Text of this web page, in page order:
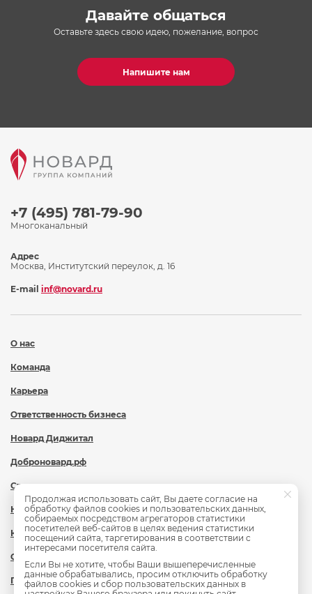
Давайте общаться
Оставьте здесь свою идею, пожелание, вопрос
Напишите нам
+7 (495) 781-79-90
Многоканальный
О нас
Команда
Карьера
Ответственность бизнеса
Новард Диджитал
Доброновард.рф
Статьи
Новости
Контакты
Охрана труда
Политика обработки персональных данных
Адрес
Москва, Институтский переулок, д. 16
E-mail inf@novard.ru
Продолжая использовать сайт, Вы даете согласие на
обработку файлов cookies и пользовательских данных,
собираемых посредством агрегаторов статистики
посетителей веб-сайтов в целях ведения статистики
посещений сайта, таргетирования в соответствии с
интересами посетителя сайта.
Если Вы не хотите, чтобы Ваши вышеперечисленные
данные обрабатывались, просим отключить обработку
файлов cookies и сбор пользовательских данных в